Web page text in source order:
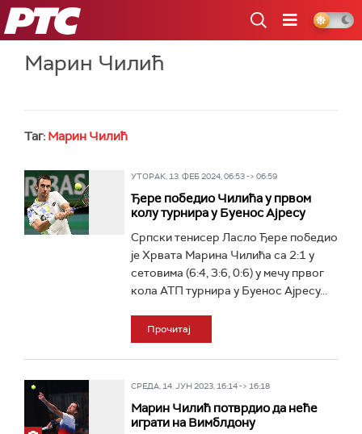
РТС
Марин Чилић
Таг: Марин Чилић
УТОРАК, 13. ФЕБ 2024, 06:53 -> 06:59
Ђере победио Чилића у првом
колу турнира у Буенос Ајресу
Српски тенисер Ласло Ђере победио
је Хрвата Марина Чилића са 2:1 у
сетовима (6:4, 3:6, 0:6) у мечу првог
кола АТП турнира у Буенос Ајресу...
Прочитај
СРЕДА, 14. ЈУН 2023, 16:14 -> 16:18
Марин Чилић потврдио да неће
играти на Вимблдону